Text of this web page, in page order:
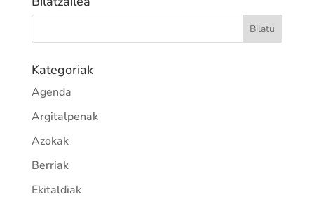
Kategoriak
Agenda
Argitalpenak
Azokak
Berriak
Ekitaldiak